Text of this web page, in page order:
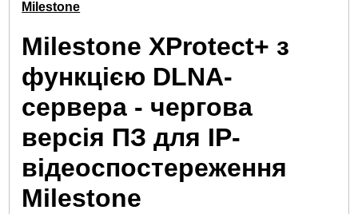
Milestone
Milestone XProtect+ з
функцією DLNA-
сервера - чергова
версія ПЗ для IP-
відеоспостереження
Milestone